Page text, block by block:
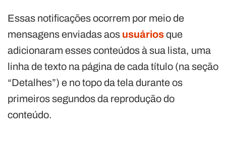
Essas notificações ocorrem por meio de
mensagens enviadas aos usuáriosque
adicionaram esses conteúdos à sua lista, uma
linha de texto na página de cada título (na seção
“Detalhes”) e no topo da tela durante os
primeiros segundos da reprodução do
conteúdo.